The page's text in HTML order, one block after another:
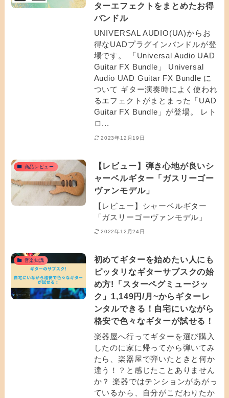
ターエフェクトをまとめたお得
バンドル
UNIVERSAL AUDIO(UA)からお
得なUADプラグインバンドルが登
場です。 「Universal Audio UAD
Guitar FX Bundle」 Universal
Audio UAD Guitar FX Bundle に
ついて ギター演奏時によく使われ
るエフェクトがまとまった「UAD
Guitar FX Bundle」が登場。 レト
ロ...
2023年12月19日
商品レビュー
【レビュー】弾き心地が良いシ
ャーベルギター「ガスリーゴー
ヴァンモデル」
【レビュー】シャーベルギター
「ガスリーゴーヴァンモデル」
2022年12月24日
音楽知識
初めてギターを始めたい人にも
ピッタリなギターサブスクの始
め方!「スターペグミュージッ
ク」1,149円/月~からギターレ
ンタルできる！自宅にいながら
格安で色々なギターが試せる！
楽器屋へ行ってギターを選び購入
したのに家に帰ってから弾いてみ
たら、楽器屋で弾いたときと何か
違う！？と感じたことありません
か？ 楽器ではテンションがあがっ
ているから、自分がこだわりたか